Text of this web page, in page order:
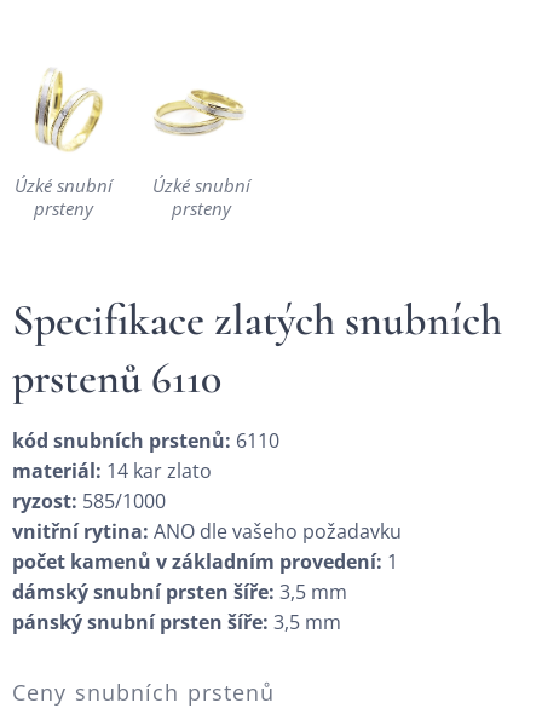
Úzké snubní
prsteny
Úzké snubní
prsteny
Specifikace zlatých snubních
prstenů 6110
kód snubních prstenů: 6110
materiál: 14 kar zlato
ryzost: 585/1000
vnitřní rytina: ANO dle vašeho požadavku
počet kamenů v základním provedení: 1
dámský snubní prsten šíře: 3,5 mm
pánský snubní prsten šíře: 3,5 mm
Ceny snubních prstenů